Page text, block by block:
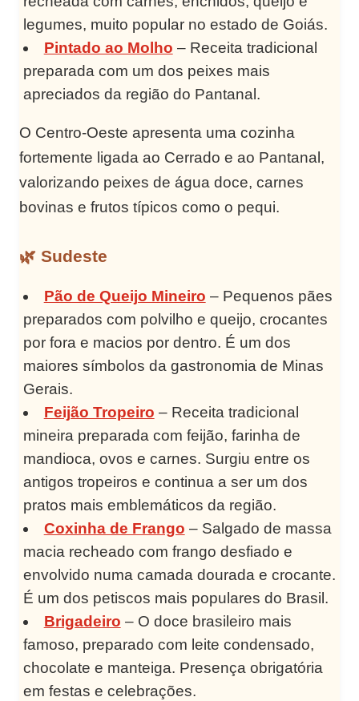
legumes, muito popular no estado de Goiás.
Pintado ao Molho – Receita tradicional
preparada com um dos peixes mais
apreciados da região do Pantanal.
O Centro-Oeste apresenta uma cozinha
fortemente ligada ao Cerrado e ao Pantanal,
valorizando peixes de água doce, carnes
bovinas e frutos típicos como o pequi.
🌿 Sudeste
Pão de Queijo Mineiro – Pequenos pães
preparados com polvilho e queijo, crocantes
por fora e macios por dentro. É um dos
maiores símbolos da gastronomia de Minas
Gerais.
Feijão Tropeiro – Receita tradicional
mineira preparada com feijão, farinha de
mandioca, ovos e carnes. Surgiu entre os
antigos tropeiros e continua a ser um dos
pratos mais emblemáticos da região.
Coxinha de Frango – Salgado de massa
macia recheado com frango desfiado e
envolvido numa camada dourada e crocante.
É um dos petiscos mais populares do Brasil.
Brigadeiro – O doce brasileiro mais
famoso, preparado com leite condensado,
chocolate e manteiga. Presença obrigatória
em festas e celebrações.